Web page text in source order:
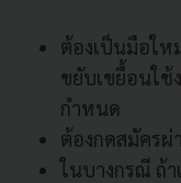
ต้องเป็นมือให
ขยับเขยื้อนใช้
กำหนด
ต้องกดสมัครผ่
ในบางกรณี ถ้